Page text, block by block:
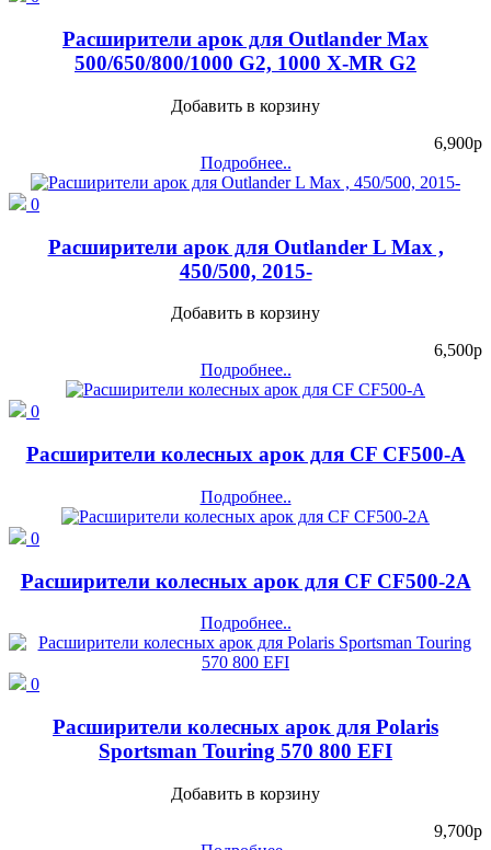
Расширители арок для Outlander Max
500/650/800/1000 G2, 1000 X-MR G2
Добавить в корзину
6,900p
Подробнее..
0
Расширители арок для Outlander L Max ,
450/500, 2015-
Добавить в корзину
6,500p
Подробнее..
0
Расширители колесных арок для CF CF500-А
Подробнее..
0
Расширители колесных арок для CF CF500-2А
Подробнее..
0
Расширители колесных арок для Polaris
Sportsman Touring 570 800 EFI
Добавить в корзину
9,700p